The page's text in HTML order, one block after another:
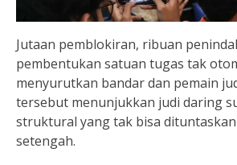
Jutaan pemblokiran, ribuan
pembentukan satuan tugas tak
menyurutkan bandar dan pemain
tersebut menunjukkan judi daring
struktural yang tak bisa
setengah.